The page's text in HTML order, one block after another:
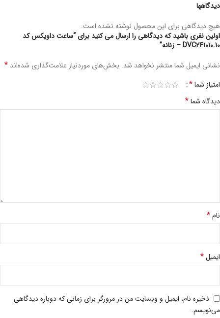
دیدگاهها
هیچ دیدگاهی برای این محصول نوشته نشده است.
اولین نفری باشید که دیدگاهی را ارسال می کنید برای “ساعت داویکس کد
DVC241010.10 – زنانه”
نشانی ایمیل شما منتشر نخواهد شد. بخش‌های موردنیاز علامت‌گذاری شده‌اند *
امتیاز شما*
دیدگاه شما*
نام*
ایمیل*
ذخیره نام، ایمیل و وبسایت من در مرورگر برای زمانی که دوباره دیدگاهی
می‌نویسم.